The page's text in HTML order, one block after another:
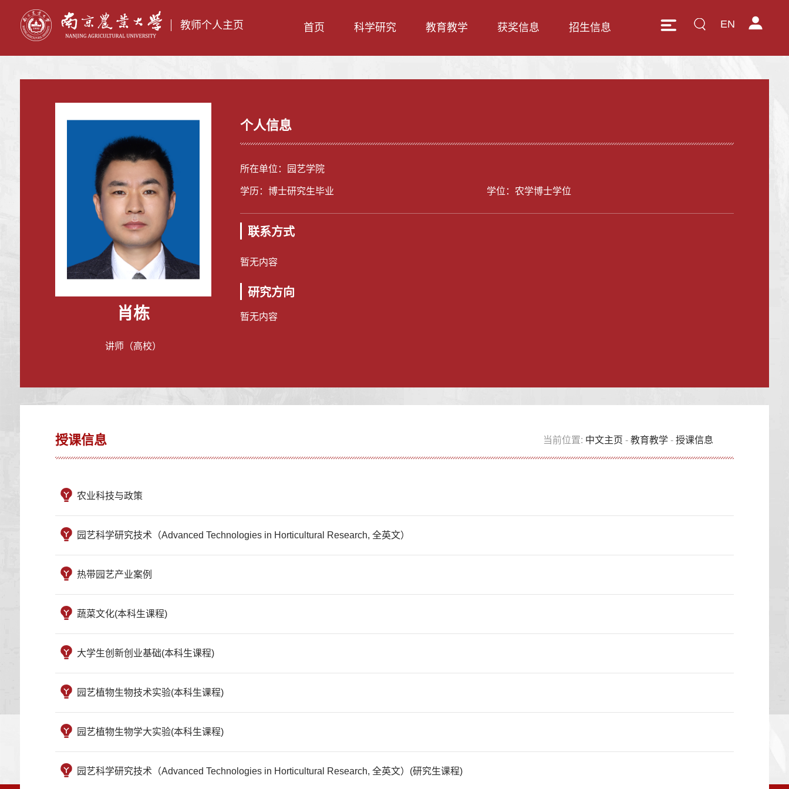
教师个人主页 EN
首页 科学研究 教育教学 获奖信息 招生信息
肖栋
讲师（高校）
个人信息
所在单位：园艺学院
学历：博士研究生毕业 学位：农学博士学位
联系方式
暂无内容
研究方向
暂无内容
授课信息 当前位置: 中文主页 -教育教学 -授课信息
农业科技与政策
园艺科学研究技术（Advanced Technologies in Horticultural Research, 全英文）
热带园艺产业案例
蔬菜文化(本科生课程)
大学生创新创业基础(本科生课程)
园艺植物生物技术实验(本科生课程)
园艺植物生物学大实验(本科生课程)
园艺科学研究技术（Advanced Technologies in Horticultural Research, 全英文）(研究生课程)